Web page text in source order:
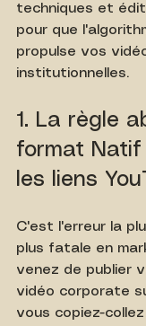
techniques et
pour que
propulse vos
institutionnelles.
1. La règle
format Natif
les liens
C'est l'erreur la
plus fatale en
venez de publier
vidéo corporate
vous copiez-